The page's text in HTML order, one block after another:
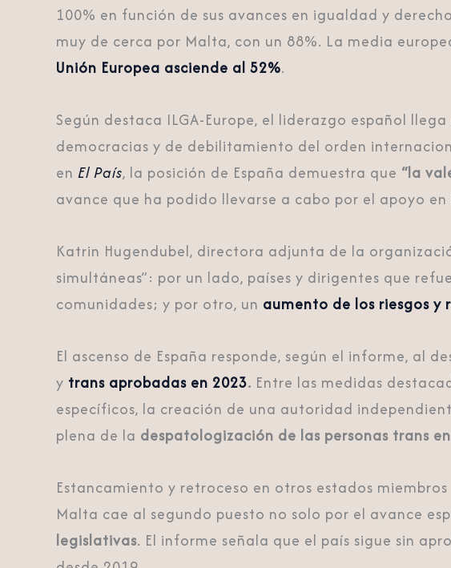
100% en función de sus avances en igualdad y
muy de cerca por Malta, con un 88%. La media
Unión Europea asciende al 52%.
Según destaca ILGA-Europe, el liderazgo español
democracias y de debilitamiento del orden
en El País, la posición de España demuestra que “la
avance que ha podido llevarse a cabo por el apoyo
Katrin Hugendubel, directora adjunta de la
simultáneas”: por un lado, países y dirigentes que
comunidades; y por otro, un aumento de los riesgos y
El ascenso de España responde, según el informe, al
y trans aprobadas en 2023. Entre las medidas
específicos, la creación de una autoridad
plena de la despatologización de las personas trans
Estancamiento y retroceso en otros estados miembros
Malta cae al segundo puesto no solo por el avance
legislativas. El informe señala que el país sigue sin